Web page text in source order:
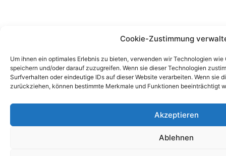
Cookie-Zustimmung
Um ihnen ein optimales Erlebnis zu bieten, verwenden wir Technologien
speichern und/oder darauf zuzugreifen. Wenn sie dieser Technologien
Surfverhalten oder eindeutige IDs auf dieser Website verarbeiten. Wenn sie
zurückziehen, können bestimmte Merkmale und Funktionen beeinträchtigt
Akzeptieren
Ablehnen